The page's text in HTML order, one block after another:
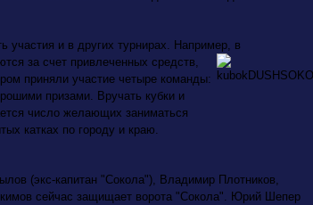
участия и в других турнирах. Например, в
за счет привлеченных средств,
приняли участие четыре команды:
призами. Вручать кубки и
число желающих заниматься
катках по городу и краю.
(экс-капитан "Сокола"), Владимир Плотников,
сейчас защищает ворота "Сокола". Юрий Шепер